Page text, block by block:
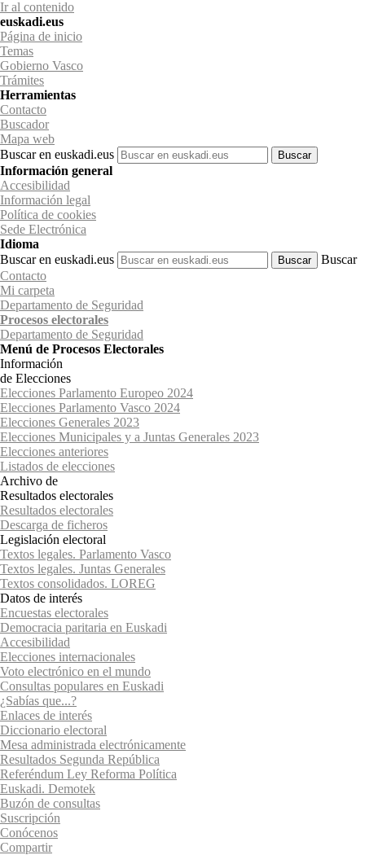
Ir al contenido
euskadi.eus
Página de inicio
Temas
Gobierno Vasco
Trámites
Herramientas
Contacto
Buscador
Mapa web
Buscar en euskadi.eus
Información general
Accesibilidad
Información legal
Política de cookies
Sede Electrónica
Idioma
Buscar en euskadi.eus
Buscar
Contacto
Mi carpeta
Departamento de Seguridad
Procesos electorales
Departamento de Seguridad
Menú de Procesos Electorales
Información
de Elecciones
Elecciones Parlamento Europeo 2024
Elecciones Parlamento Vasco 2024
Elecciones Generales 2023
Elecciones Municipales y a Juntas Generales 2023
Elecciones anteriores
Listados de elecciones
Archivo de
Resultados electorales
Resultados electorales
Descarga de ficheros
Legislación electoral
Textos legales. Parlamento Vasco
Textos legales. Juntas Generales
Textos consolidados. LOREG
Datos de interés
Encuestas electorales
Democracia paritaria en Euskadi
Accesibilidad
Elecciones internacionales
Voto electrónico en el mundo
Consultas populares en Euskadi
¿Sabías que...?
Enlaces de interés
Diccionario electoral
Mesa administrada electrónicamente
Resultados Segunda República
Referéndum Ley Reforma Política
Euskadi. Demotek
Buzón de consultas
Suscripción
Conócenos
Compartir